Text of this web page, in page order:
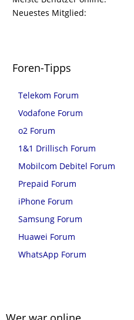
Neuestes Mitglied
Foren-Tipps
Telekom Forum
Vodafone Forum
o2 Forum
1&1 Drillisch Forum
Mobilcom Debitel Forum
Prepaid Forum
iPhone Forum
Samsung Forum
Huawei Forum
WhatsApp Forum